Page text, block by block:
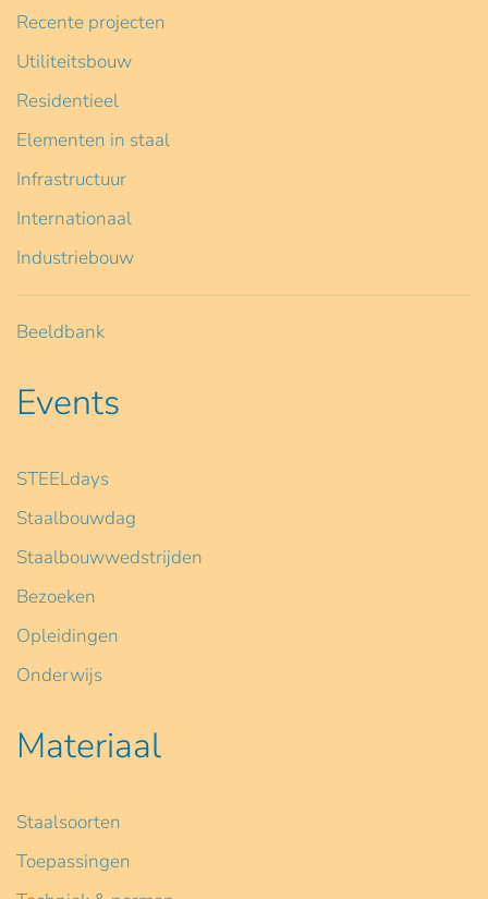
Recente projecten
Utiliteitsbouw
Residentieel
Elementen in staal
Infrastructuur
Internationaal
Industriebouw
Beeldbank
Events
STEELdays
Staalbouwdag
Staalbouwwedstrijden
Bezoeken
Opleidingen
Onderwijs
Materiaal
Staalsoorten
Toepassingen